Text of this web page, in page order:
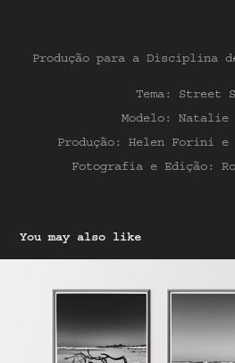
Produção para a Disciplina
Tema: Street
Modelo: Natalie
Produção: Helen Forini
Fotografia e Edição:
You may also like